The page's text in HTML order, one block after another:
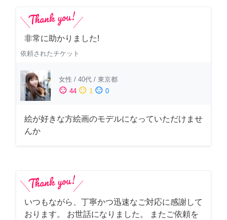
非常に助かりました!
依頼されたチケット
女性 / 40代 / 東京都
sentiment_satisfied 44 sentiment_neutral 1 sentiment_dissatisfied 0
絵が好きな方絵画のモデルになっていただけませ
んか
いつもながら、丁寧かつ迅速なご対応に感謝して
おります。 お世話になりました。 またご依頼を